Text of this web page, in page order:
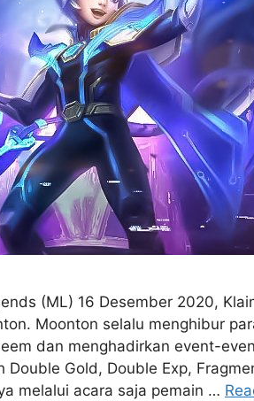
(ML) 16 Desember 2020,
Moonton selalu menghibur
dan menghadirkan event-
Gold, Double Exp,
melalui acara saja pemain …